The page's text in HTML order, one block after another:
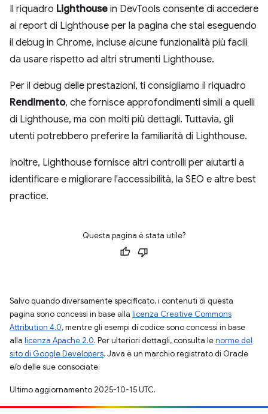
Il riquadro Lighthouse in DevTools consente di accedere
ai report di Lighthouse per la pagina che stai eseguendo
il debug in Chrome, incluse alcune funzionalità più facili
da usare rispetto ad altri strumenti Lighthouse.
Per il debug delle prestazioni, ti consigliamo il riquadro
Rendimento, che fornisce approfondimenti simili a quelli
di Lighthouse, ma con molti più dettagli. Tuttavia, gli
utenti potrebbero preferire la familiarità di Lighthouse.
Inoltre, Lighthouse fornisce altri controlli per aiutarti a
identificare e migliorare l'accessibilità, la SEO e altre best
practice.
Questa pagina è stata utile?
Salvo quando diversamente specificato, i contenuti di questa
pagina sono concessi in base alla licenza Creative Commons
Attribution 4.0, mentre gli esempi di codice sono concessi in base
alla licenza Apache 2.0. Per ulteriori dettagli, consulta lenorme del
sito di Google Developers. Java è un marchio registrato di Oracle
e/o delle sue consociate.
Ultimo aggiornamento 2025-10-15 UTC.